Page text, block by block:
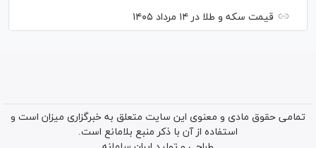
قیمت سکه و طلا در ۱۴ مرداد ۱۴۰۵
تمامی حقوق مادی و معنوی این سایت متعلق به خبرگزاری میزان است و
استفاده از آن با ذکر منبع بلامانع است.